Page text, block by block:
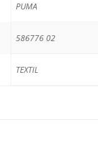
PUMA
586776 02
TEXTIL